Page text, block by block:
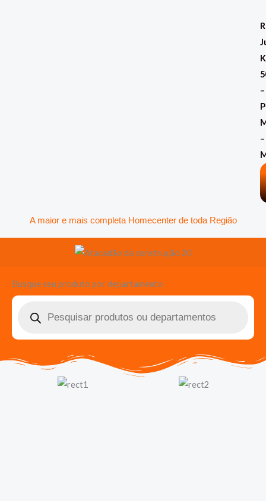
–
–
A maior e mais completa Homecenter de toda Região
Busque seu produto por departamento
Pesquisar